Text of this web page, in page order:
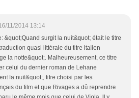
11/2014 13:14
&quot;Quand surgit la nuit&quot; était le titre
quasi littérale du titre italien
la notte&quot;. Malheureusement, ce titre
celui du dernier roman de Lehane
la nuit&quot;, titre choisi par les
du film et que Rivages a dû reprendre